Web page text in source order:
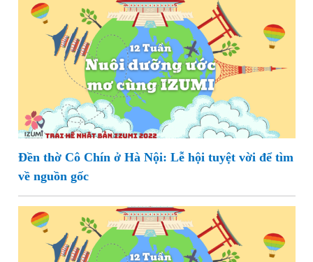
Đền thờ Cô Chín ở Hà Nội: Lễ hội tuyệt vời để tìm
về nguồn gốc